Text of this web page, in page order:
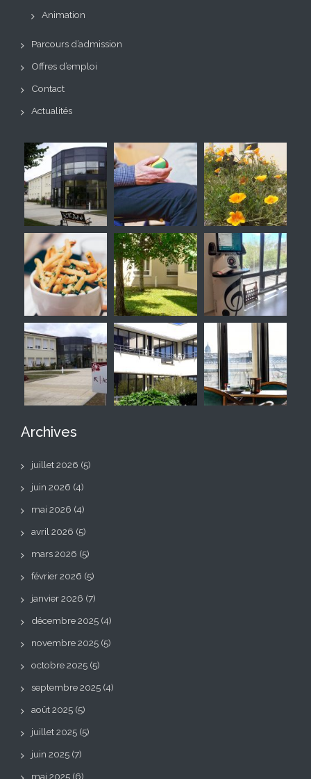
Animation
Parcours d’admission
Offres d’emploi
Contact
Actualités
Archives
juillet 2026 (5)
juin 2026 (4)
mai 2026 (4)
avril 2026 (5)
mars 2026 (5)
février 2026 (5)
janvier 2026 (7)
décembre 2025 (4)
novembre 2025 (5)
octobre 2025 (5)
septembre 2025 (4)
août 2025 (5)
juillet 2025 (5)
juin 2025 (7)
mai 2025 (6)